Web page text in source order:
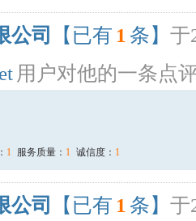
公司 【已有 1 条】 于
用户对他的一条点
1 服务质量： 1 诚信度： 1
公司 【已有 1 条】 于